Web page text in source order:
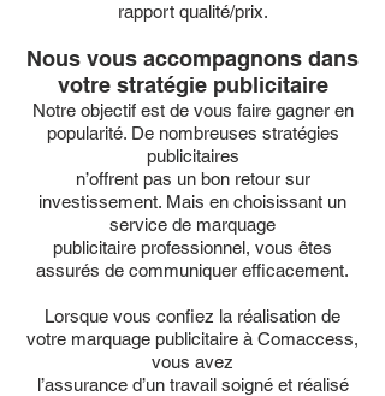
rapport qualité/prix.
Nous vous accompagnons dans
votre stratégie publicitaire
Notre objectif est de vous faire gagner en
popularité. De nombreuses stratégies
publicitaires
n’offrent pas un bon retour sur
investissement. Mais en choisissant un
service de marquage
publicitaire professionnel, vous êtes
assurés de communiquer efficacement.
Lorsque vous confiez la réalisation de
votre marquage publicitaire à Comaccess,
vous avez
l’assurance d’un travail soigné et réalisé